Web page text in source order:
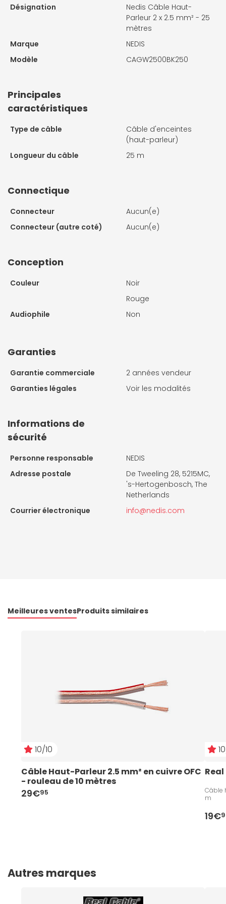
Désignation
Nedis Câble Haut-
Parleur 2 x 2.5 mm² - 25
mètres
Marque
NEDIS
Modèle
CAGW2500BK250
Principales
caractéristiques
Type de câble
Câble d'enceintes
(haut-parleur)
Longueur du câble
25 m
Connectique
Connecteur
Aucun(e)
Connecteur (autre coté)
Aucun(e)
Conception
Couleur
Noir
Rouge
Audiophile
Non
Garanties
Garantie commerciale
2 années vendeur
Garanties légales
Voir les modalités
Informations de
sécurité
Personne responsable
NEDIS
Adresse postale
De Tweeling 28, 5215MC,
's-Hertogenbosch, The
Netherlands
Courrier électronique
info@nedis.com
Meilleures ventesProduits similaires
10/10
Câble Haut-Parleur 2.5 mm² en cuivre OFC
- rouleau de 10 mètres
29€95
Câble
m
19€
Autres marques